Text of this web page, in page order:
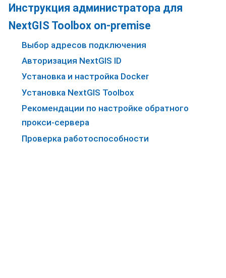
Инструкция администратора для
NextGIS Toolbox on-premise
Выбор адресов подключения
Авторизация NextGIS ID
Установка и настройка Docker
Установка NextGIS Toolbox
Рекомендации по настройке обратного
прокси-сервера
Проверка работоспособности